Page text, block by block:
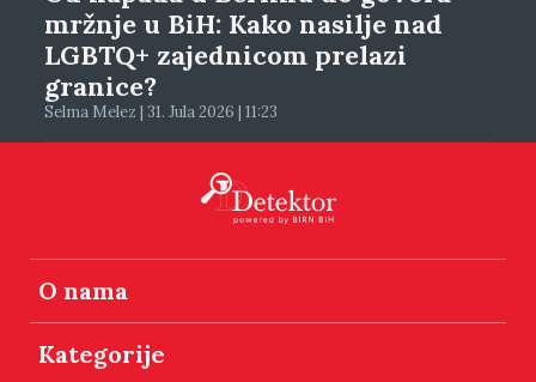
mržnje u BiH: Kako nasilje nad
LGBTQ+ zajednicom prelazi
granice?
Selma Melez | 31. Jula 2026 | 11:23
O nama
Kategorije